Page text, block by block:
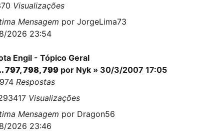
Visualizações
Mensagem por JorgeLima73
2026 23:54
Engil - Tópico Geral
797,798,799 por Nyk » 30/3/2007 17:05
Respostas
Visualizações
Mensagem por Dragon56
2026 23:46